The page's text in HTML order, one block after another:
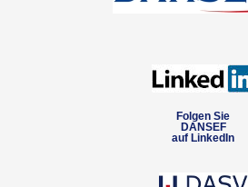
Folgen Sie
DANSEF
auf LinkedIn